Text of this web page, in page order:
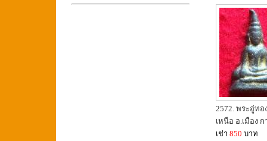
2572. พระอู่ทอ
เหนือ อ.เมือง
เช่า 850 บาท